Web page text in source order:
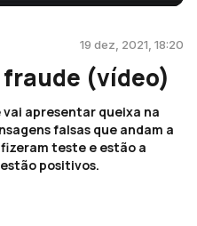
19 dez, 2021, 18:20
(vídeo)
apresentar queixa na
falsas que andam a
teste e estão a
positivos.